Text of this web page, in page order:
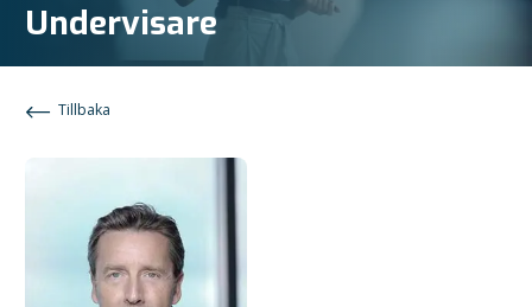
Undervisare
Tillbaka